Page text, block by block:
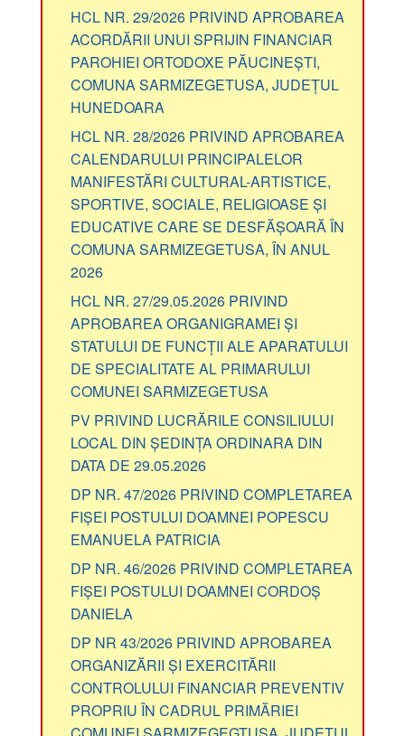
HCL NR. 29/2026 PRIVIND APROBAREA
ACORDĂRII UNUI SPRIJIN FINANCIAR
PAROHIEI ORTODOXE PĂUCINEȘTI,
COMUNA SARMIZEGETUSA, JUDEȚUL
HUNEDOARA
HCL NR. 28/2026 PRIVIND APROBAREA
CALENDARULUI PRINCIPALELOR
MANIFESTĂRI CULTURAL-ARTISTICE,
SPORTIVE, SOCIALE, RELIGIOASE ȘI
EDUCATIVE CARE SE DESFĂȘOARĂ ÎN
COMUNA SARMIZEGETUSA, ÎN ANUL
2026
HCL NR. 27/29.05.2026 PRIVIND
APROBAREA ORGANIGRAMEI ȘI
STATULUI DE FUNCȚII ALE APARATULUI
DE SPECIALITATE AL PRIMARULUI
COMUNEI SARMIZEGETUSA
PV PRIVIND LUCRĂRILE CONSILIULUI
LOCAL DIN ȘEDINȚA ORDINARA DIN
DATA DE 29.05.2026
DP NR. 47/2026 PRIVIND COMPLETAREA
FIȘEI POSTULUI DOAMNEI POPESCU
EMANUELA PATRICIA
DP NR. 46/2026 PRIVIND COMPLETAREA
FIȘEI POSTULUI DOAMNEI CORDOȘ
DANIELA
DP NR 43/2026 PRIVIND APROBAREA
ORGANIZĂRII ȘI EXERCITĂRII
CONTROLULUI FINANCIAR PREVENTIV
PROPRIU ÎN CADRUL PRIMĂRIEI